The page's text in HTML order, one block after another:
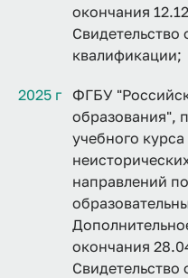
окончания
квалификации;
2025 г
ФГБУ
образования",
учебного
направлений
окончания